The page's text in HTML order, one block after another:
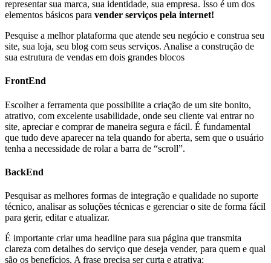
representar sua marca, sua identidade, sua empresa. Isso é um dos
elementos básicos para vender serviços pela internet!
Pesquise a melhor plataforma que atende seu negócio e construa seu
site, sua loja, seu blog com seus serviços. Analise a construção de
sua estrutura de vendas em dois grandes blocos
FrontEnd
Escolher a ferramenta que possibilite a criação de um site bonito,
atrativo, com excelente usabilidade, onde seu cliente vai entrar no
site, apreciar e comprar de maneira segura e fácil. É fundamental
que tudo deve aparecer na tela quando for aberta, sem que o usuário
tenha a necessidade de rolar a barra de “scroll”.
BackEnd
Pesquisar as melhores formas de integração e qualidade no suporte
técnico, analisar as soluções técnicas e gerenciar o site de forma fácil
para gerir, editar e atualizar.
É importante criar uma headline para sua página que transmita
clareza com detalhes do serviço que deseja vender, para quem e qual
são os benefícios. A frase precisa ser curta e atrativa;